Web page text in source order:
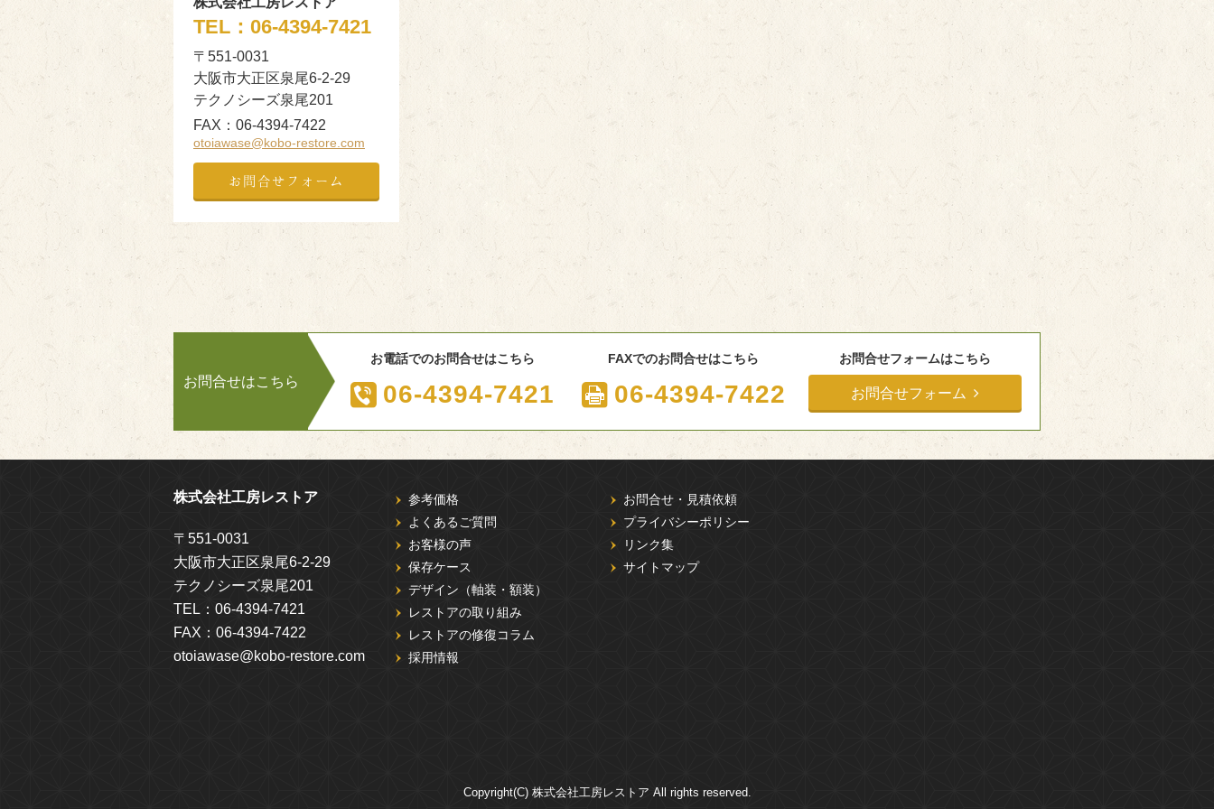
TEL： 06-4394-7421
〒551-0031
大阪市大正区泉尾6-2-29
テクノシーズ泉尾201
FAX： 06-4394-7422
otoiawase@kobo-restore.com
お問合せフォーム
お問合せはこちら
お電話でのお問合せはこちら
06-4394-7421
FAXでのお問合せはこちら
06-4394-7422
お問合せフォームはこちら
お問合せフォーム
株式会社工房レストア
〒551-0031
大阪市大正区泉尾6-2-29
テクノシーズ泉尾201
TEL： 06-4394-7421
FAX： 06-4394-7422
otoiawase@kobo-restore.com
参考価格
よくあるご質問
お客様の声
保存ケース
デザイン（軸装・額装）
レストアの取り組み
レストアの修復コラム
採用情報
お問合せ・見積依頼
プライバシーポリシー
リンク集
サイトマップ
Copyright(C) 株式会社工房レストア All rights reserved.